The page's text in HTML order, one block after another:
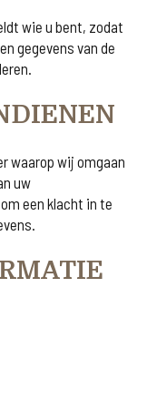
wie u bent, zodat
gegevens van de
waarop wij omgaan
uw
een klacht in te